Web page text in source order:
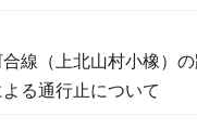
線（上北山村小橡）
る通行止について